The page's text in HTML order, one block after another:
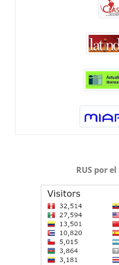
RUS por